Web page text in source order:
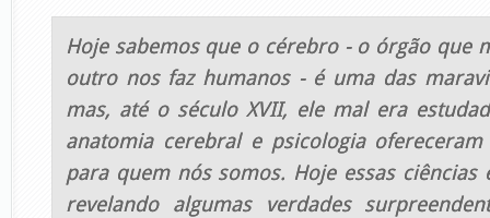
Hoje sabemos que o cérebro - o órgão que
outro nos faz humanos - é uma das
mas, até o século XVII, ele mal era
anatomia cerebral e psicologia
para quem nós somos. Hoje essas ciências
revelando algumas verdades